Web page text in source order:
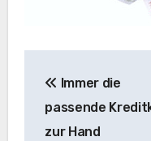
Immer die
passende
zur Hand